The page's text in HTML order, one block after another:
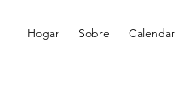
Hogar Sobre